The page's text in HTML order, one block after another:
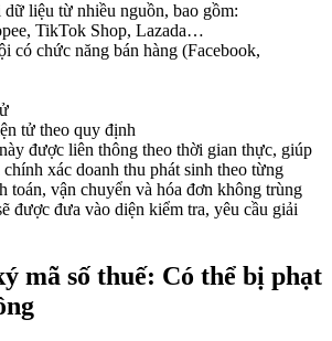
liệu từ nhiều nguồn, bao gồm:
TikTok Shop, Lazada…
có chức năng bán hàng (Facebook,
tử theo quy định
được liên thông theo thời gian thực, giúp
xác doanh thu phát sinh theo từng
toán, vận chuyển và hóa đơn không trùng
được đưa vào diện kiểm tra, yêu cầu giải
mã số thuế: Có thể bị phạt